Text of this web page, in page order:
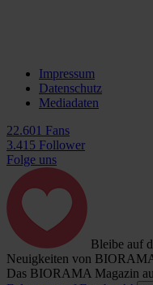
Impressum
Datenschutz
Mediadaten
22.601 Fans
3.415 Follower
Folge uns
Bleibe auf
Neuigkeiten von
Das BIORAMA Magazin